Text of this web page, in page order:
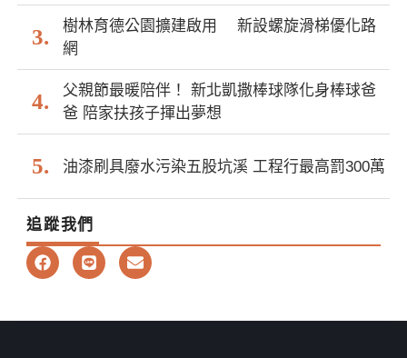
樹林育德公園擴建啟用 新設螺旋滑梯優化路
網
父親節最暖陪伴！ 新北凱撒棒球隊化身棒球爸
爸 陪家扶孩子揮出夢想
油漆刷具廢水污染五股坑溪 工程行最高罰300萬
追蹤我們
F
a
b
L
i
E
n
l